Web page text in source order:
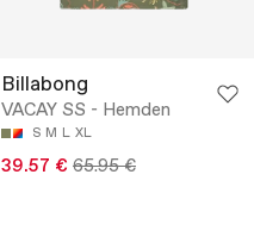
Billabong
VACAY SS - Hemden
S M L XL
39.57 € 65.95 €